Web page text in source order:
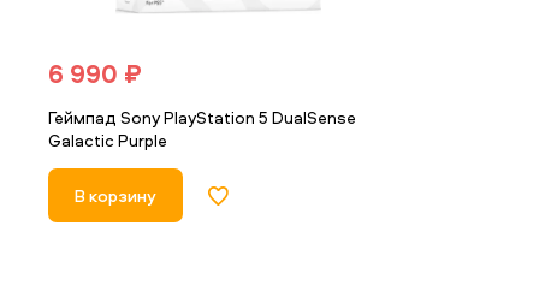
6 990 ₽
Геймпад Sony PlayStation 5 DualSense
Galactic Purple
В корзину